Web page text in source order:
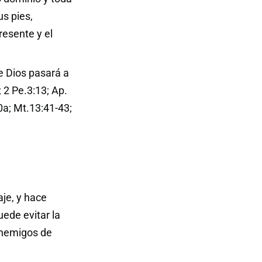
pies,
y el
Dios pasará a
Pe.3:13; Ap.
Mt.13:41-43;
y hace
evitar la
de